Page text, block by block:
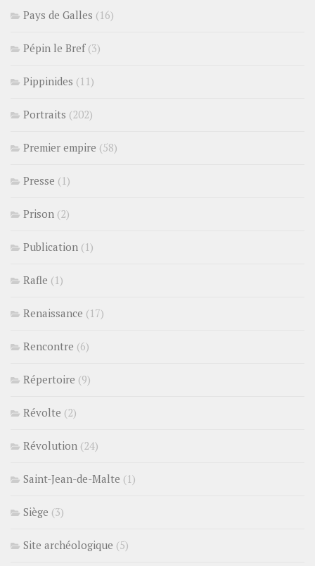
Pays de Galles (16)
Pépin le Bref(3)
Pippinides (11)
Portraits (202)
Premier empire (58)
Presse (1)
Prison (2)
Publication (1)
Rafle (1)
Renaissance (17)
Rencontre (6)
Répertoire (9)
Révolte (2)
Révolution (24)
Saint-Jean-de-Malte (1)
Siège (3)
Site archéologique (5)